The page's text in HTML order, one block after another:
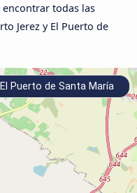
todas las
Jerez y El Puerto de
El Puerto de Santa María